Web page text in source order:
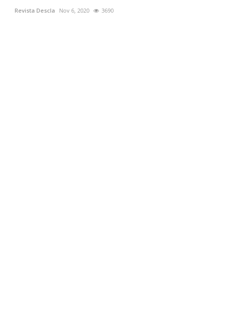
Revista Descla Nov 6, 2020 3690